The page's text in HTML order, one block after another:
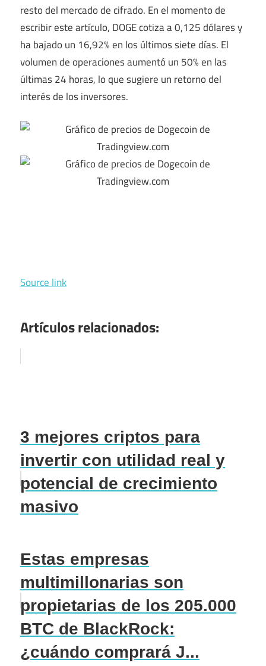
resto del mercado de cifrado. En el momento de
escribir este artículo, DOGE cotiza a 0,125 dólares y
ha bajado un 16,92% en los últimos siete días. El
volumen de operaciones aumentó un 50% en las
últimas 24 horas, lo que sugiere un retorno del
interés de los inversores.
Source link
Artículos relacionados:
3 mejores criptos para
invertir con utilidad real y
potencial de crecimiento
masivo
Estas empresas
multimillonarias son
propietarias de los 205.000
BTC de BlackRock:
¿cuándo comprará J...